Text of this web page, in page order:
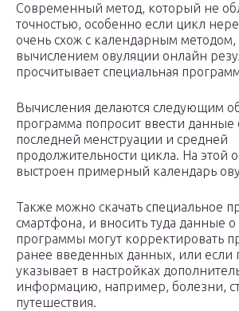
Современный метод, который не
точностью, особенно если цикл
очень схож с календарным методом,
вычислением овуляции онлайн
просчитывает специальная
Вычисления делаются следующим
программа попросит ввести данные
последней менструации и средней
продолжительности цикла. На этой
выстроен примерный календарь
Также можно скачать специальное
смартфона, и вносить туда данные
программы могут корректировать
ранее введенных данных, или если
указывает в настройках
информацию, например, болезни,
путешествия.